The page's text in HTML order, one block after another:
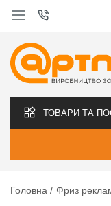
ТОВАРИ ТА
Головна Фриз